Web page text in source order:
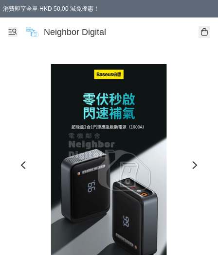
消費即享全單 HKD 50.00 減免優惠！
Neighbor Digital